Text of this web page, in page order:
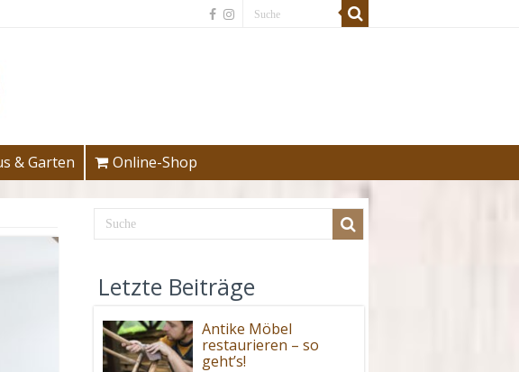
& Garten Online-Shop
Letzte Beiträge
Antike Möbel
restaurieren – so
geht’s!